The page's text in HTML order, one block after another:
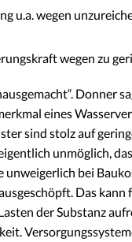
u.a. wegen
wegen zu
Donner
eines
sind stolz auf
unmöglich,
unweigerlich bei
Das
der Substanz